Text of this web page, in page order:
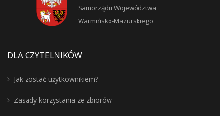
Samorządu Województwa
Warmińsko-Mazurskiego
DLA CZYTELNIKÓW
Jak zostać użytkownikiem?
Zasady korzystania ze zbiorów